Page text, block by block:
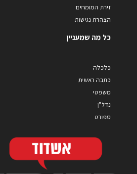
זירת המומחים
הצהרת נגישות
כל מה שמעניין
כלכלה
כתבה ראשית
משפטי
נדל"ן
ספורט